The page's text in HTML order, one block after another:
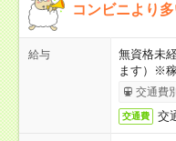
コンビニより
給与
無資格未
ます）※
交通費
交通費 交